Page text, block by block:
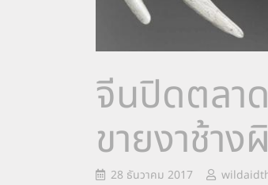
จีนปิดตลา
ขายงาช้า
28 ธันวาคม 2017